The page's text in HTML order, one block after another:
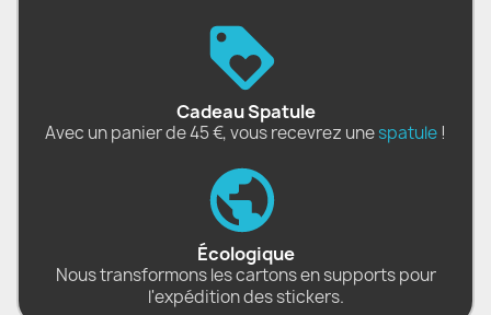
Cadeau Spatule
Avec un panier de 45 €, vous recevrez unespatule !
Écologique
Nous transformons les cartons en supports pour
l'expédition des stickers.